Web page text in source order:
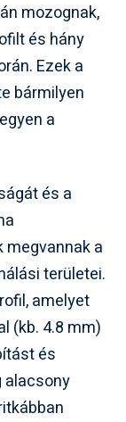
mozognak,
és hány
Ezek a
bármilyen
a
és a
megvannak a
területei.
amelyet
(kb. 4.8 mm)
és
alacsony